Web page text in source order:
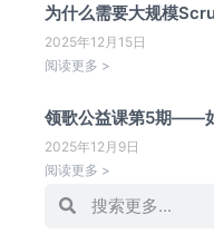
为什么需要大规模
2025年12月15日
阅读更多 >
领歌公益课第5期——
2025年12月9日
阅读更多 >